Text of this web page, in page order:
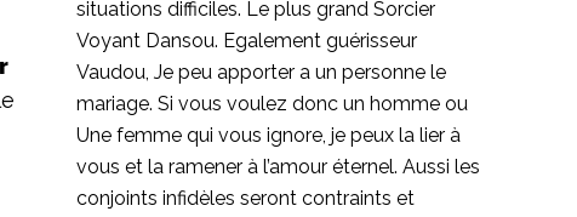
situations difficiles. Le plus grand Sorcier
Voyant Dansou. Egalement guérisseur
Vaudou, Je peu apporter a un personne le
mariage. Si vous voulez donc un homme ou
Une femme qui vous ignore, je peux la lier à
vous et la ramener à l’amour éternel. Aussi les
conjoints infidèles seront contraints et